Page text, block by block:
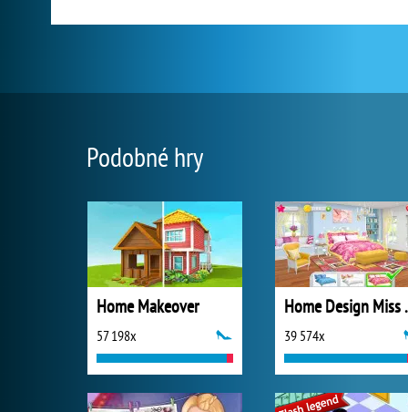
Podobné hry
Home Makeover
57 198x
Home
39 574x